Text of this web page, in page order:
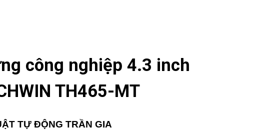
công nghiệp 4.3 inch
TH465-MT
TỰ ĐỘNG TRẦN GIA